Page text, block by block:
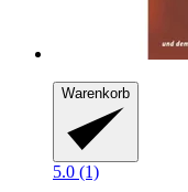
Warenkorb
5.0 (1)